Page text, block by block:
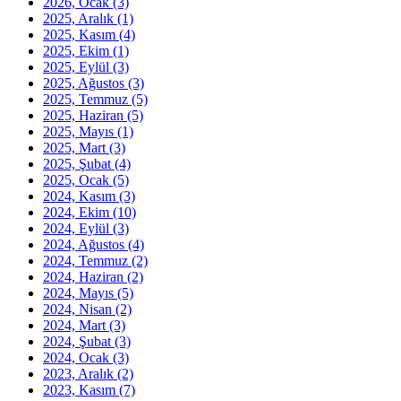
2025, Aralık (1)
2025, Kasım (4)
2025, Ekim (1)
2025, Eylül (3)
2025, Ağustos (3)
2025, Temmuz (5)
2025, Haziran (5)
2025, Mayıs (1)
2025, Mart (3)
2025, Şubat (4)
2025, Ocak (5)
2024, Kasım (3)
2024, Ekim (10)
2024, Eylül (3)
2024, Ağustos (4)
2024, Temmuz (2)
2024, Haziran (2)
2024, Mayıs (5)
2024, Nisan (2)
2024, Mart (3)
2024, Şubat (3)
2024, Ocak (3)
2023, Aralık (2)
2023, Kasım (7)